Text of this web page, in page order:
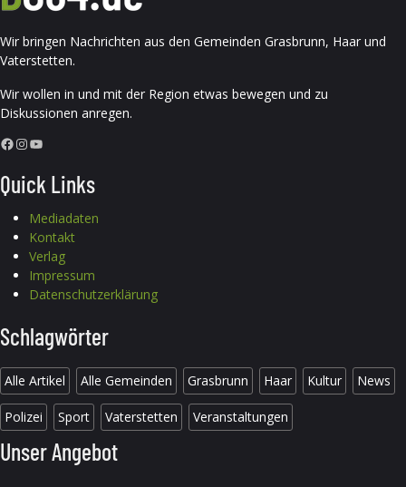
Wir bringen Nachrichten aus den Gemeinden Grasbrunn, Haar und
Vaterstetten.
Wir wollen in und mit der Region etwas bewegen und zu
Diskussionen anregen.
Facebook InstagramYouTube
Quick Links
Mediadaten
Kontakt
Verlag
Impressum
Datenschutzerklärung
Schlagwörter
Alle Artikel Alle Gemeinden Grasbrunn Haar Kultur News
Polizei Sport Vaterstetten Veranstaltungen
Unser Angebot